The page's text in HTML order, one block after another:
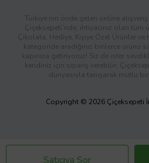
Satıcıya Sor
Türkiye’nin önde gelen online
Çiçeksepeti’nde, ihtiyacınız olan tüm
Çikolata, Hediye, Kişiye Özel Ürünler ve
kategoride aradığınız binlerce ürünü
kapınıza getiriyoruz! Siz de ister
kendiniz için sipariş verebilir;
dünyasıyla tanışarak mutlu
Copyright © 2026 Çiçeksepeti